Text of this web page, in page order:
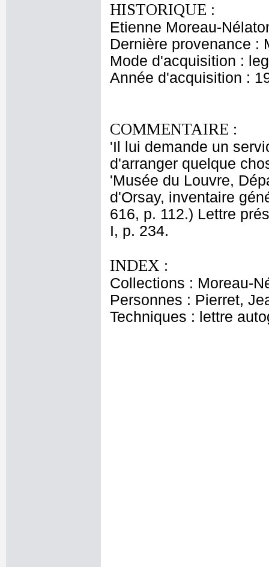
HISTORIQUE :
Etienne Moreau-
Dernière provenance :
Mode d'acquisition :
Année d'acquisition :
COMMENTAIRE :
'Il lui demande un
d'arranger quelque
'Musée du Louvre,
d'Orsay, inventaire
616, p. 112.) Lettre
I, p. 234.
INDEX :
Collections : Moreau-
Personnes : Pierret,
Techniques : lettre